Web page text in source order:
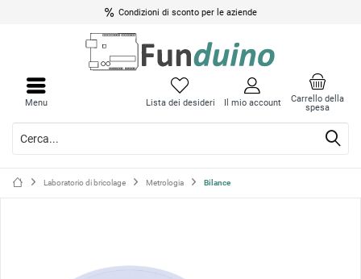
Condizioni di sconto per le aziende
Carrello della
spesa
Lista dei desideri Il mio account
Menu
Laboratorio di bricolage Metrologia Bilance
menu
menu